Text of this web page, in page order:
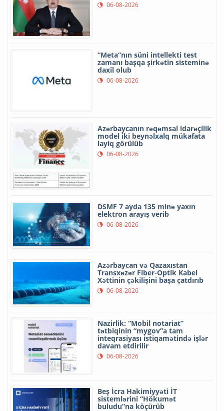
06-08-2026
“Meta”nın süni intellekti test
zamanı başqa şirkətin sisteminə
daxil olub
06-08-2026
Azərbaycanın rəqəmsal idarəçilik
model iki beynəlxalq mükafata
layiq görülüb
06-08-2026
DSMF 7 ayda 135 minə yaxın
elektron arayış verib
06-08-2026
Azərbaycan və Qazaxıstan
Transxəzər Fiber-Optik Kabel
Xəttinin çəkilişini başa çatdırıb
06-08-2026
Nazirlik: “Mobil notariat”
tətbiqinin “mygov”a tam
inteqrasiyası istiqamətində işlər
davam etdirilir
06-08-2026
Beş İcra Hakimiyyəti İT
sistemlərini “Hökumət
buludu”na köçürüb